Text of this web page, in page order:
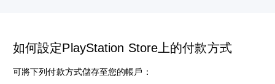
如何設定PlayStation Store上的付款方式
可將下列付款方式儲存至您的帳戶：